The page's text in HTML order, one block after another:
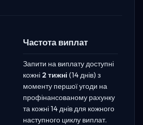
Частота виплат
Запити на виплату доступні
кожні 2 тижні (14 днів) з
моменту першої угоди на
профінансованому рахунку
та кожні 14 днів для кожного
наступного циклу виплат.